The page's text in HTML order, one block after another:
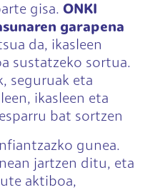
gisa. ONKI
garapena
da, ikasleen
sustatzeko sortua.
seguruak eta
ikasleen eta
bat sortzen
gunea.
jartzen ditu, eta
aktiboa,